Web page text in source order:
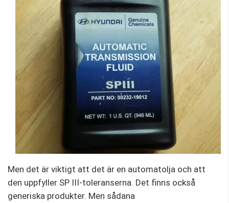
Men det är viktigt att det är en automatolja och att
den uppfyller SP III-toleranserna. Det finns också
generiska produkter. Men sådana